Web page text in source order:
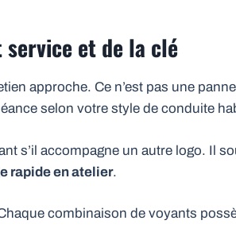
et de la clé
approche. Ce n’est pas une
selon votre style de conduite
s’il accompagne un autre logo. Il
rapide en atelier.
combinaison de voyants